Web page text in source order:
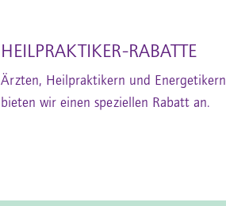
HEILPRAKTIKER-RABATTE
Ärzten, Heilpraktikern und Energetikern
bieten wir einen speziellen Rabatt an.